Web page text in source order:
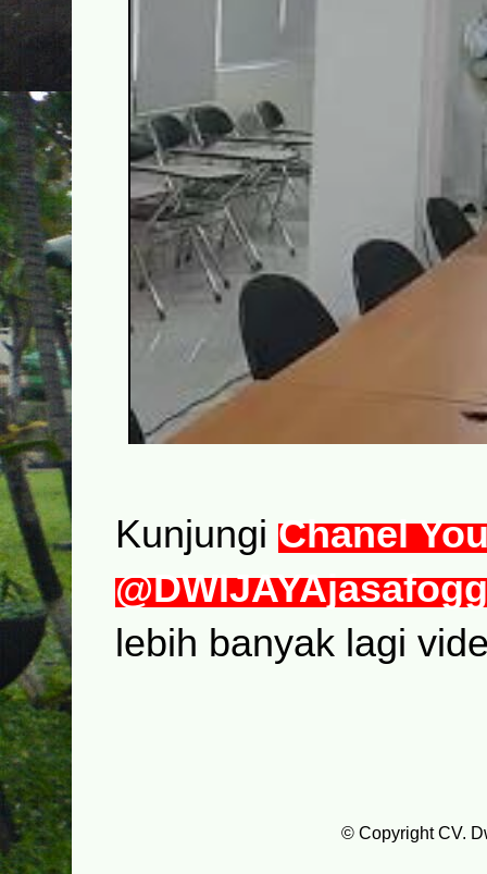
Kunjungi Chanel
lebih banyak lagi
© Copyright CV.